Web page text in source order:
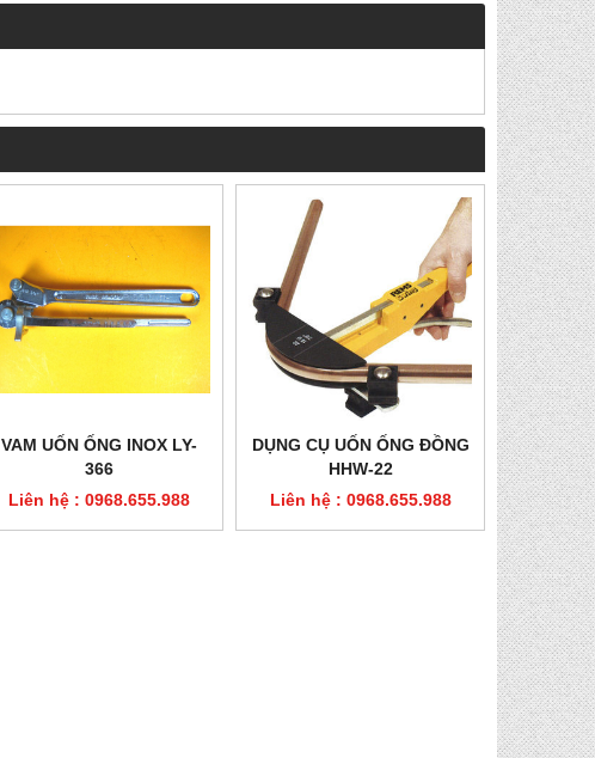
VAM UỐN ỐNG INOX LY-
366
Liên hệ : 0968.655.988
DỤNG CỤ UỐN ỐNG ĐỒNG
HHW-22
Liên hệ : 0968.655.988